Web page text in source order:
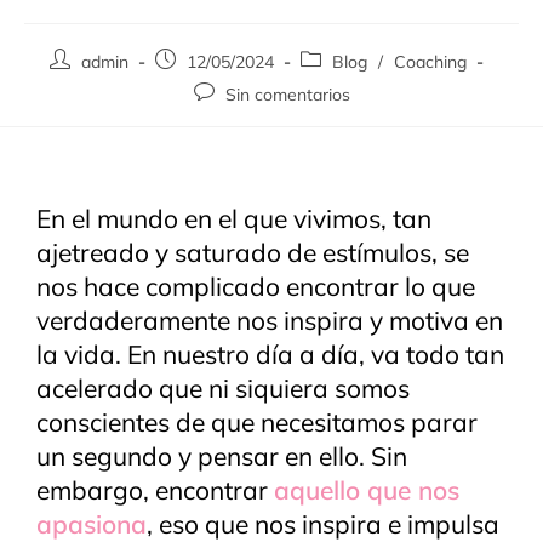
admin 12/05/2024 Blog / Coaching
Sin comentarios
En el mundo en el que vivimos, tan
ajetreado y saturado de estímulos, se
nos hace complicado encontrar lo que
verdaderamente nos inspira y motiva en
la vida. En nuestro día a día, va todo tan
acelerado que ni siquiera somos
conscientes de que necesitamos parar
un segundo y pensar en ello. Sin
embargo, encontrar aquello que nos
apasiona, eso que nos inspira e impulsa